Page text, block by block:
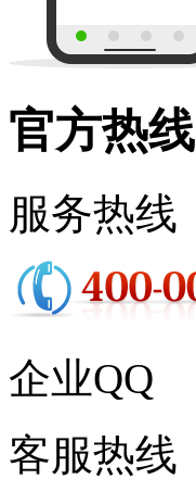
官方热线
服务热线
企业QQ
客服热线